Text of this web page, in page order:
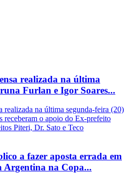
realizada na última
Furlan e Igor Soares...
a fazer aposta errada em
Argentina na Copa...